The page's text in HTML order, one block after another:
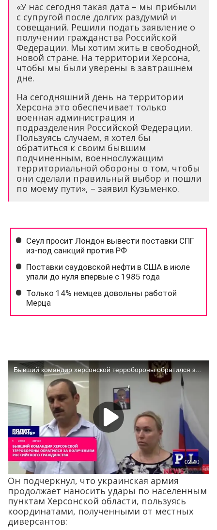
«У нас сегодня такая дата – мы прибыли
с супругой после долгих раздумий и
совещаний. Решили подать заявление о
получении гражданства Российской
Федерации. Мы хотим жить в свободной,
новой стране. На территории Херсона,
чтобы мы были уверены в завтрашнем
дне.
На сегодняшний день на территории
Херсона это обеспечивает только
военная администрация и
подразделения Российской Федерации.
Пользуясь случаем, я хотел бы
обратиться к своим бывшим
подчиненным, военнослужащим
территориальной обороны о том, чтобы
они сделали правильный выбор и пошли
по моему пути», – заявил Кузьменко.
Он подчеркнул, что украинская армия
продолжает наносить удары по населенным
пунктам Херсонской области, пользуясь
координатами, полученными от местных
диверсантов: